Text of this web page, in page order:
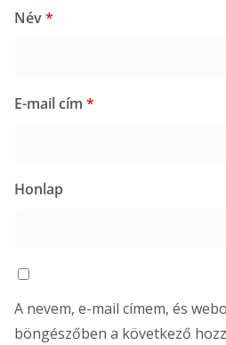
Név*
E-mail cím *
Honlap
A nevem, e-mail címem, és
böngészőben a következő